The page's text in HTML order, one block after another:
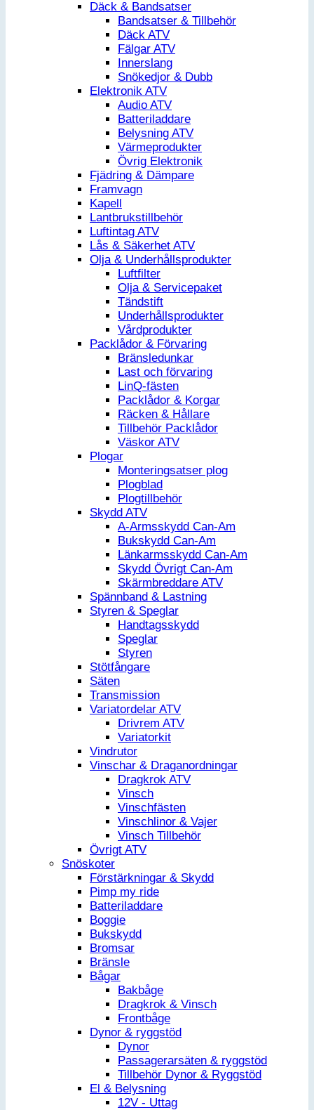
Däck & Bandsatser
Bandsatser & Tillbehör
Däck ATV
Fälgar ATV
Innerslang
Snökedjor & Dubb
Elektronik ATV
Audio ATV
Batteriladdare
Belysning ATV
Värmeprodukter
Övrig Elektronik
Fjädring & Dämpare
Framvagn
Kapell
Lantbrukstillbehör
Luftintag ATV
Lås & Säkerhet ATV
Olja & Underhållsprodukter
Luftfilter
Olja & Servicepaket
Tändstift
Underhållsprodukter
Vårdprodukter
Packlådor & Förvaring
Bränsledunkar
Last och förvaring
LinQ-fästen
Packlådor & Korgar
Räcken & Hållare
Tillbehör Packlådor
Väskor ATV
Plogar
Monteringsatser plog
Plogblad
Plogtillbehör
Skydd ATV
A-Armsskydd Can-Am
Bukskydd Can-Am
Länkarmsskydd Can-Am
Skydd Övrigt Can-Am
Skärmbreddare ATV
Spännband & Lastning
Styren & Speglar
Handtagsskydd
Speglar
Styren
Stötfångare
Säten
Transmission
Variatordelar ATV
Drivrem ATV
Variatorkit
Vindrutor
Vinschar & Draganordningar
Dragkrok ATV
Vinsch
Vinschfästen
Vinschlinor & Vajer
Vinsch Tillbehör
Övrigt ATV
Snöskoter
Förstärkningar & Skydd
Pimp my ride
Batteriladdare
Boggie
Bukskydd
Bromsar
Bränsle
Bågar
Bakbåge
Dragkrok & Vinsch
Frontbåge
Dynor & ryggstöd
Dynor
Passagerarsäten & ryggstöd
Tillbehör Dynor & Ryggstöd
El & Belysning
12V - Uttag